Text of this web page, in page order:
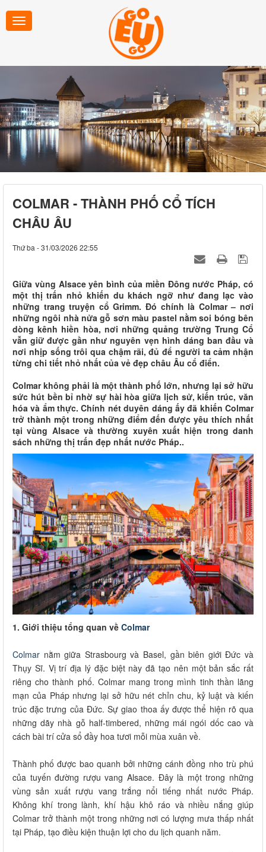
COLMAR - THÀNH PHỐ CỔ TÍCH
CHÂU ÂU
Thứ ba - 31/03/2026 22:55
Giữa vùng Alsace yên bình của miền Đông nước Pháp, có
một thị trấn nhỏ khiến du khách ngỡ như đang lạc vào
những trang truyện cổ Grimm. Đó chính là Colmar – nơi
những ngôi nhà nửa gỗ sơn màu pastel nằm soi bóng bên
dòng kênh hiền hòa, nơi những quảng trường Trung Cổ
vẫn giữ được gần như nguyên vẹn hình dáng ban đầu và
nơi nhịp sống trôi qua chậm rãi, đủ để người ta cảm nhận
từng chi tiết nhỏ nhất của vẻ đẹp châu Âu cổ điển.
Colmar không phải là một thành phố lớn, nhưng lại sở hữu
sức hút bền bỉ nhờ sự hài hòa giữa lịch sử, kiến trúc, văn
hóa và ẩm thực. Chính nét duyên dáng ấy đã khiến Colmar
trở thành một trong những điểm đến được yêu thích nhất
tại vùng Alsace và thường xuyên xuất hiện trong danh
sách những thị trấn đẹp nhất nước Pháp..
1. Giới thiệu tổng quan về Colmar
Colmar nằm giữa Strasbourg và Basel, gần biên giới Đức và
Thụy Sĩ. Vị trí địa lý đặc biệt này đã tạo nên một bản sắc rất
riêng cho thành phố. Colmar mang trong mình tinh thần lãng
mạn của Pháp nhưng lại sở hữu nét chỉn chu, kỷ luật và kiến
trúc đặc trưng của Đức. Sự giao thoa ấy được thể hiện rõ qua
những dãy nhà gỗ half-timbered, những mái ngói dốc cao và
cách bài trí cửa sổ đầy hoa tươi mỗi mùa xuân về.
Thành phố được bao quanh bởi những cánh đồng nho trù phú
của tuyến đường rượu vang Alsace. Đây là một trong những
vùng sản xuất rượu vang trắng nổi tiếng nhất nước Pháp.
Không khí trong lành, khí hậu khô ráo và nhiều nắng giúp
Colmar trở thành một trong những nơi có lượng mưa thấp nhất
tại Pháp, tạo điều kiện thuận lợi cho du lịch quanh năm.